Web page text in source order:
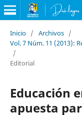
Inicio / Archivos /
Vol. 7 Núm. 11 (2013):
/
Editorial
Educación
apuesta